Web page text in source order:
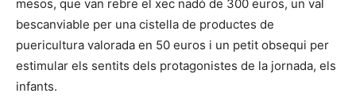
mesos, que van rebre el xec nadó de 300 euros, un val
bescanviable per una cistella de productes de
puericultura valorada en 50 euros i un petit obsequi per
estimular els sentits dels protagonistes de la jornada, els
infants.